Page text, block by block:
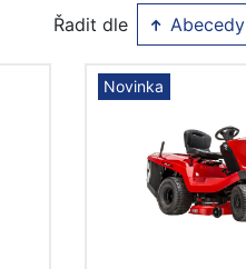
Řadit dle Abecedy
Novinka